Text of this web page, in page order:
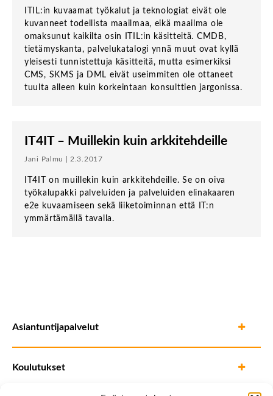
ITIL:in kuvaamat työkalut ja teknologiat eivät ole
kuvanneet todellista maailmaa, eikä maailma ole
omaksunut kaikilta osin ITIL:in käsitteitä. CMDB,
tietämyskanta, palvelukatalogi ynnä muut ovat kyllä
yleisesti tunnistettuja käsitteitä, mutta esimerkiksi
CMS, SKMS ja DML eivät useimmiten ole ottaneet
tuulta alleen kuin korkeintaan konsulttien jargonissa.
IT4IT – Muillekin kuin arkkitehdeille
Jani Palmu | 2.3.2017
IT4IT on muillekin kuin arkkitehdeille. Se on oiva
työkalupakki palveluiden ja palveluiden elinakaaren
e2e kuvaamiseen sekä liiketoiminnan että IT:n
ymmärtämällä tavalla.
Asiantuntijapalvelut
Koulutukset